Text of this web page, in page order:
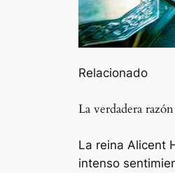
Relacionado
La verdadera
La reina Alicent
intenso